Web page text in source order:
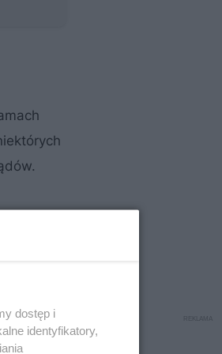
dostęp i
identyfikatory,